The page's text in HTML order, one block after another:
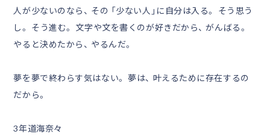
人が少ないのなら、 その 「少ない人」に自分は入る。 そう思う
し。 そう進む。 文字や文を書くのが好きだから、 がんばる。
やると決めたから、 やるんだ。
夢を夢で終わらす気はない。 夢は、 叶えるために存在するの
だから。
3年道海奈々